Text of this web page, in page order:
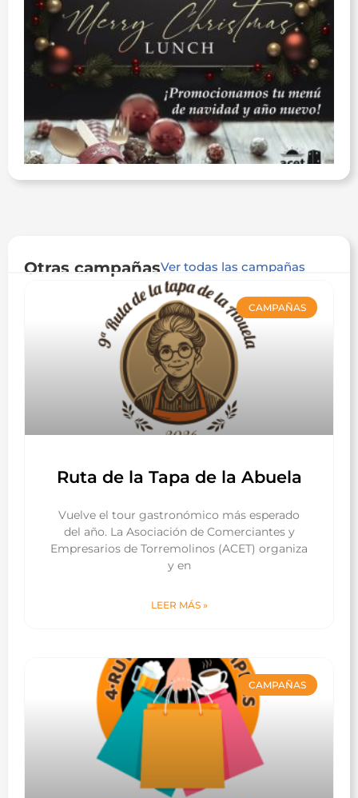
Otras campañasVer todas las campañas
CAMPAÑAS
Ruta de la Tapa de la Abuela
Vuelve el tour gastronómico más esperado
del año. La Asociación de Comerciantes y
Empresarios de Torremolinos (ACET) organiza
y en
LEER MÁS »
CAMPAÑAS